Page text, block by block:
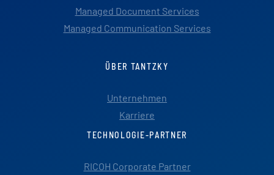
Managed Document Services
Managed Communication Services
ÜBER TANTZKY
Unternehmen
Karriere
TECHNOLOGIE-PARTNER
RICOH Corporate Partner